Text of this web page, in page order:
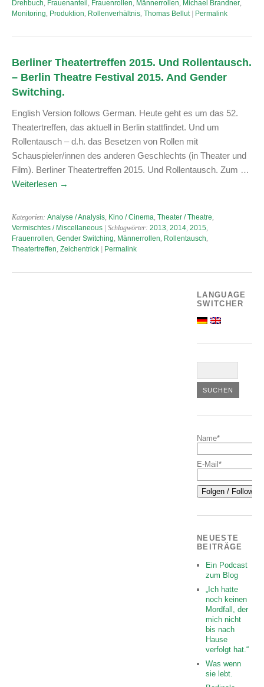
Drehbuch, Frauenanteil , Frauenrollen, Männerrollen, Michael Brandner,
Monitoring, Produktion, Rollenverhältnis, Thomas Bellut| Permalink
Berliner Theatertreffen 2015. Und Rollentausch.
– Berlin Theatre Festival 2015. And Gender
Switching.
English Version follows German. Heute geht es um das 52.
Theatertreffen, das aktuell in Berlin stattfindet. Und um
Rollentausch – d.h. das Besetzen von Rollen mit
Schauspieler/innen des anderen Geschlechts (in Theater und
Film). Berliner Theatertreffen 2015. Und Rollentausch. Zum …
Weiterlesen →
Kategorien: Analyse / Analysis, Kino / Cinema, Theater / Theatre,
Vermischtes / Miscellaneous | Schlagwörter: 2013, 2014, 2015,
Frauenrollen, Gender Switching, Männerrollen, Rollentausch,
Theatertreffen, Zeichentrick Permalink
LANGUAGE
SWITCHER
Name*
E-Mail*
NEUESTE
BEITRÄGE
Ein Podcast
zum Blog
„Ich hatte
noch keinen
Mordfall, der
mich nicht
bis nach
Hause
verfolgt hat.“
Was wenn
sie lebt.